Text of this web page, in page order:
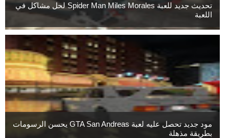
تحديث جديد للعبة Spider Man Miles Morales لحل مشاكل في
اللعبة
مود جديد تحصل عليه لعبة GTA San Andreas يحسن الرسومات
بطريقة مذهلة